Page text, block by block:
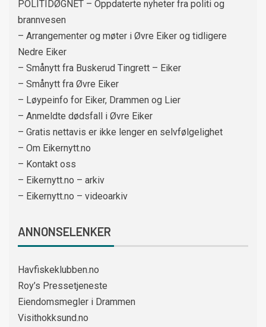
POLITIDØGNET – Oppdaterte nyheter fra politi og
brannvesen
– Arrangementer og møter i Øvre Eiker og tidligere
Nedre Eiker
– Smånytt fra Buskerud Tingrett – Eiker
– Smånytt fra Øvre Eiker
– Løypeinfo for Eiker, Drammen og Lier
– Anmeldte dødsfall i Øvre Eiker
– Gratis nettavis er ikke lenger en selvfølgelighet
– Om Eikernytt.no
– Kontakt oss
– Eikernytt.no – arkiv
– Eikernytt.no – videoarkiv
ANNONSELENKER
Havfiskeklubben.no
Roy’s Pressetjeneste
Eiendomsmegler i Drammen
Visithokksund.no